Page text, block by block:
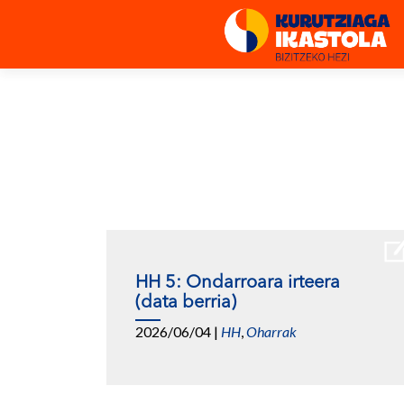
HH 5: Ondarroara irteera
(data berria)
2026/06/04 | HH,Oharrak